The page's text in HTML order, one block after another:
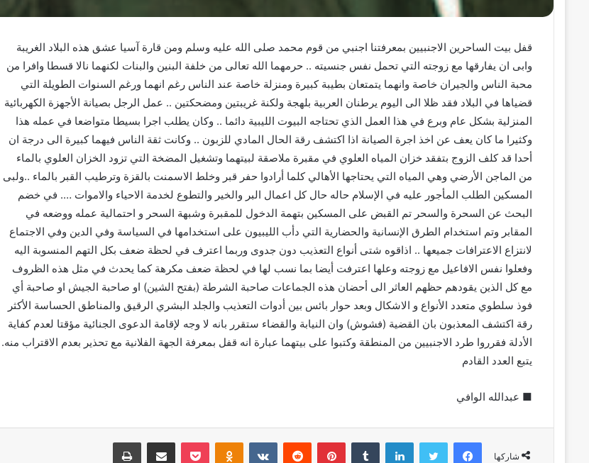
قفل بيت الساحرين الاجنبيين بمعرفتنا اجنبي من قوم محمد صلى الله عليه وسلم ومن قارة آسيا عشق هذه البلاد الغريبة
وابى ان يفارقها مع زوجته التي تحمل نفس جنسيته .. حرمهما الله تعالى من خلفة البنين والبنات لكنهما نالا قسطا وافرا من
محبة الناس والجيران خاصة وانهما يتمتعان بطيبة كبيرة ومنزلة خاصة عند الناس رغم انهما ورغم السنوات الطويلة التي
قضياها في البلاد فقد ظلا الى اليوم يرطنان العربية بلهجة ولكنة غريبتين ومضحكتين .. عمل الرجل بصيانة الأجهزة الكهربائية
المنزلية بشكل عام وبرع في هذا العمل الذي تحتاجه البيوت الليبية دائما .. وكان يطلب اجرا بسيطا متواضعا في عمله هذا
وكثيرا ما كان يعف عن اخذ اجرة الصيانة اذا اكتشف رقة الحال المادي للزبون .. وكانت ثقة الناس فيهما كبيرة الى درجة ان
أحدا قد كلف الزوج بتفقد خزان المياه العلوي في مقبرة ملاصقة لبيتهما وتشغيل المضخة التي تزود الخزان العلوي بالماء
من الماجن الأرضي وهي المياه التي يحتاجها الأهالي كلما أرادوا حفر قبر وخلط الاسمنت بالقزة وترطيب القبر بالماء ..ولبى
المسكين الطلب المأجور عليه في الإسلام حاله حال كل اعمال البر والخير والتطوع لخدمة الاحياء والاموات …. في خضم
البحث عن السحرة والسحر تم القبض على المسكين بتهمة الدخول للمقبرة وشبهة السحر و احتمالية عمله ووضعه في
المقابر وتم استخدام الطرق الإنسانية والحضارية التي دأب الليبيون على استخدامها في السياسة وفي الدين وفي الاجتماع
لانتزاع الاعترافات جميعها .. اذاقوه شتى أنواع التعذيب دون جدوى وربما اعترف في لحظة ضعف بكل التهم المنسوبة اليه
وفعلوا نفس الافاعيل مع زوجته وعلها اعترفت أيضا بما نسب لها في لحظة ضعف مكرهة كما يحدث في مثل هذه الظروف
مع كل الذين يقودهم حظهم العاثر الى أحضان هذه الجماعات صاحبة الشرطة (بفتح الشين) او صاحبة الجيش او صاحبة أي
فوذ سلطوي متعدد الأنواع و الاشكال وبعد حوار بائس بين أدوات التعذيب والجلد البشري الرقيق والمناطق الحساسة الأكثر
رقة اكتشف المعذبون بان القضية (فشوش) وان النيابة والقضاء ستقرر بانه لا وجه لإقامة الدعوى الجنائية مؤقتا لعدم كفاية
الأدلة فقرروا طرد الاجنبيين من المنطقة وكتبوا على بيتهما عبارة انه قفل بمعرفة الجهة الفلانية مع تحذير بعدم الاقتراب منه.
يتبع العدد القادم
■ عبدالله الوافي
شاركها
فيسبوك تويتر لينكدإن ‏Tumblr بينتيريست
‏Reddit
‏VKontakte
Odnoklassniki
بوكيت مشاركة عبر البريد طباعة